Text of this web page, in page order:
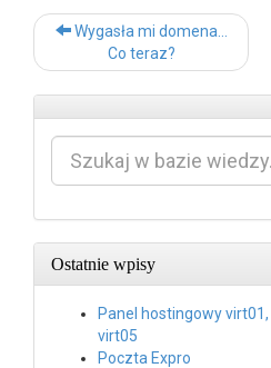
Wygasła mi domena…
Co teraz?
Ostatnie wpisy
Panel hostingowy
virt05
Poczta Expro